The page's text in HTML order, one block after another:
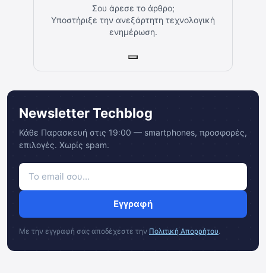
Σου άρεσε το άρθρο;
Υποστήριξε την ανεξάρτητη τεχνολογική
ενημέρωση.
Newsletter Techblog
Κάθε Παρασκευή στις 19:00 — smartphones, προσφορές,
επιλογές. Χωρίς spam.
Εγγραφή
Με την εγγραφή σας αποδέχεστε την Πολιτική Απορρήτου.